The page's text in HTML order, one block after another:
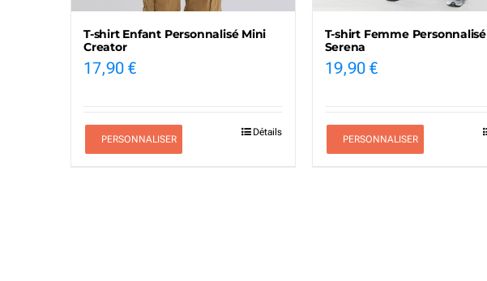
T-shirt Enfant Personnalisé Mini
Creator
17,90€
PERSONNALISER
Détails
T-shirt Femme Personnalisé
Serena
19,90 €
PERSONNALISER